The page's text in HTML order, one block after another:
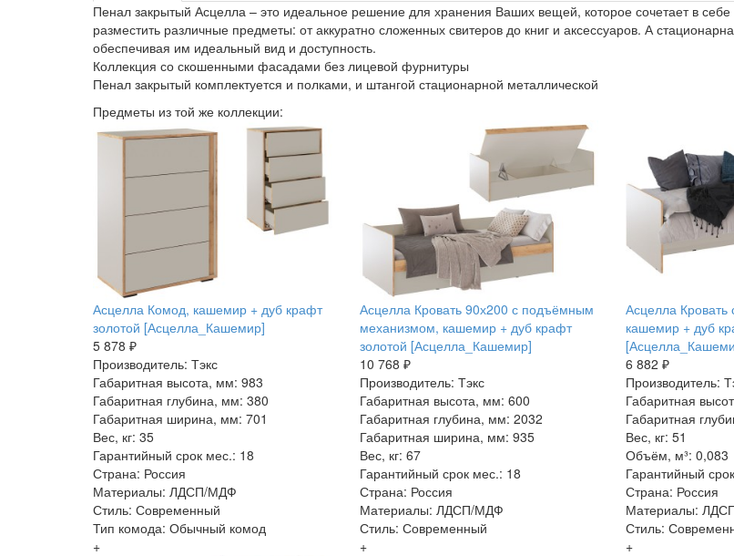
Пенал закрытый Асцелла – это идеальное решение для хранения Ваших вещей, которое сочетает в
разместить различные предметы: от аккуратно сложенных свитеров до книг и аксессуаров. А
обеспечивая им идеальный вид и доступность.
Коллекция со скошенными фасадами без лицевой фурнитуры
Пенал закрытый комплектуется и полками, и штангой стационарной металлической
Предметы из той же коллекции:
Асцелла Комод, кашемир + дуб крафт
золотой [Асцелла_Кашемир]
5 878 ₽
Производитель: Тэкс
Габаритная высота, мм: 983
Габаритная глубина, мм: 380
Габаритная ширина, мм: 701
Вес, кг: 35
Гарантийный срок мес.: 18
Страна: Россия
Материалы: ЛДСП/МДФ
Стиль: Современный
Тип комода: Обычный комод
+
Асцелла Кровать 90х200 с подъёмным
механизмом, кашемир + дуб крафт
золотой [Асцелла_Кашемир]
10 768 ₽
Производитель: Тэкс
Габаритная высота, мм: 600
Габаритная глубина, мм: 2032
Габаритная ширина, мм: 935
Вес, кг: 67
Гарантийный срок мес.: 18
Страна: Россия
Материалы: ЛДСП/МДФ
Стиль: Современный
+
Асцелла
кашемир + дуб
6 882 ₽
Производитель:
Габаритная
Габаритная
Вес, кг: 51
Объём, м³: 0,083
Гарантийный
Страна: Россия
Материалы:
Стиль:
+